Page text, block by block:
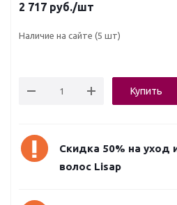
2 717 руб./шт
Наличие на сайте (5 шт)
Купить
Скидка 50% на уход
волос Lisap